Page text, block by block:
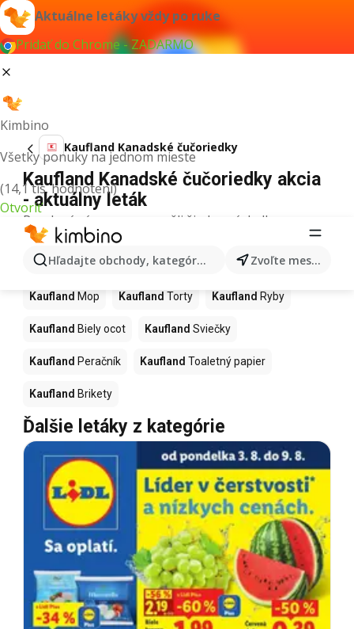
Aktuálne letáky vždy po ruke
Pridať do Chrome - ZADARMO
Kimbino
Všetky ponuky na jednom mieste
(14,1 tis. hodnotení)
Otvoriť
Hľadajte obchody, kategórie, produkty... Zvoľte mesto
Kaufland Kanadské čučoriedky
Kaufland Kanadské čučoriedky akcia
- aktuálny leták
Pre daný výraz sme nenašli žiadne výsledky.
Ďalšie produkty v obchodoch
Kaufland
Kaufland Mop Kaufland Torty Kaufland Ryby
Kaufland Biely ocot Kaufland Sviečky
Kaufland Peračník Kaufland Toaletný papier
Kaufland Brikety
Ďalšie letáky z kategórie